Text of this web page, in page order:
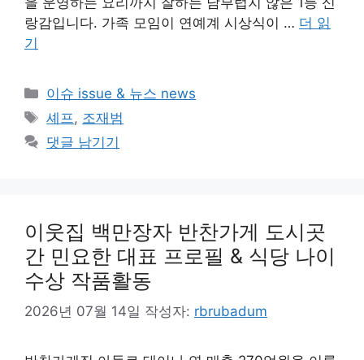
랑감입니다. 가족 모임이 연예계 시상식이 … 더 읽
기
카
테
고
리
이슈 issue & 뉴스 news
태
그
셰프 , 조재범
댓글 남기기
이웃집 백만장자 반찬가게 도시곳
간 민요한 대표 프로필 & 식당 나이
수상 작품활동
2026년 07월 14일 작성자: rbrubadum